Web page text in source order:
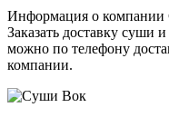
Информация о компании
Заказать доставку суши
можно по телефону
компании.